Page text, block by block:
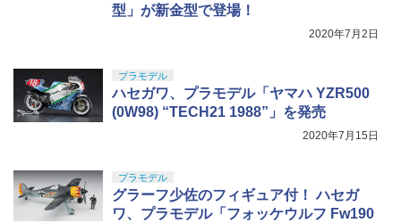
型」が新金型で登場！
2020年7月2日
プラモデル
ハセガワ、プラモデル「ヤマハ YZR500
(0W98) “TECH21 1988”」を発売
2020年7月15日
プラモデル
グラーフ少佐のフィギュア付！ ハセガ
ワ、プラモデル「フォッケウルフ Fw190